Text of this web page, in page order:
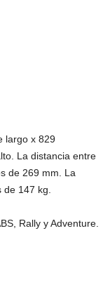
largo x 829
La distancia entre
de 269 mm. La
de 147 kg.
Rally y Adventure.